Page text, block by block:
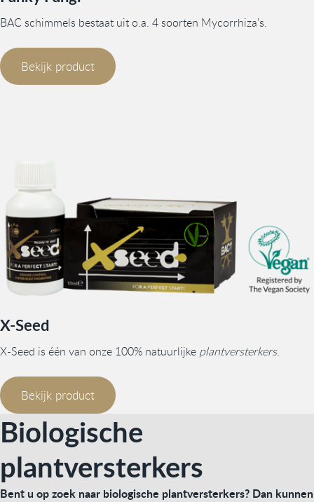
BAC schimmels bestaat uit o.a. 4 soorten Mycorrhiza’s.
Bekijk product
X-Seed
X-Seed is één van onze 100% natuurlijke plantversterkers.
Bekijk product
Biologische
plantversterkers
Bent u op zoek naar biologische plantversterkers? Dan kunnen